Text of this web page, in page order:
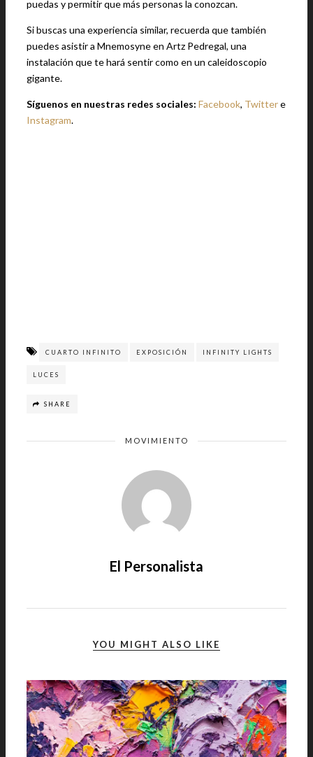
puedas y permitir que más personas la conozcan.
Si buscas una experiencia similar, recuerda que también
puedes asistir a Mnemosyne en Artz Pedregal, una
instalación que te hará sentir como en un caleidoscopio
gigante.
Síguenos en nuestras redes sociales: Facebook, Twittere
Instagram.
CUARTO INFINITO EXPOSICIÓN INFINITY LIGHTS
LUCES
SHARE
MOVIMIENTO
El Personalista
YOU MIGHT ALSO LIKE